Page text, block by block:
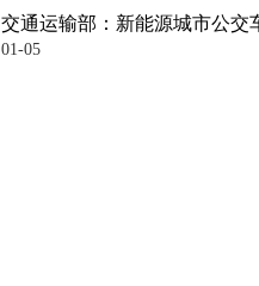
交通运输部：新能源城市公交
01-05